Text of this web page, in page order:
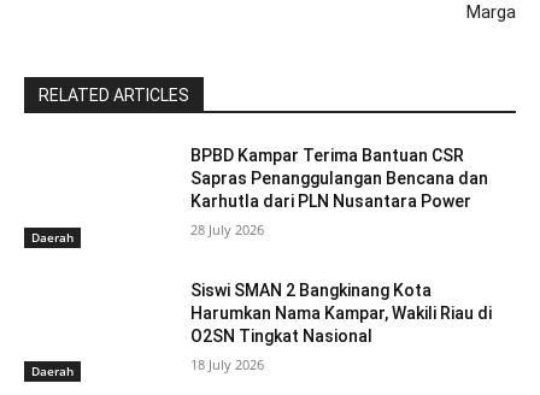
Marga
RELATED ARTICLES
Daerah
BPBD Kampar Terima Bantuan CSR
Sapras Penanggulangan Bencana dan
Karhutla dari PLN Nusantara Power
28 July 2026
Daerah
Siswi SMAN 2 Bangkinang Kota
Harumkan Nama Kampar, Wakili Riau di
O2SN Tingkat Nasional
18 July 2026